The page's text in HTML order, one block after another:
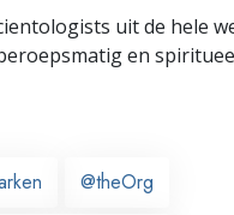
uit de hele
en
@theOrg